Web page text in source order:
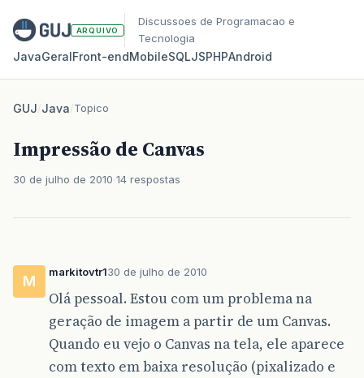
ARQUIVO
Discussoes de Programacao e
Tecnologia
JavaGeralFront‑endMobileSQLJSPHPAndroid
GUJ/Java/Topico
Impressão de Canvas
30 de julho de 2010 14 respostas
M
markitovtr130 de julho de 2010
Olá pessoal. Estou com um problema na
geração de imagem a partir de um Canvas.
Quando eu vejo o Canvas na tela, ele aparece
com texto em baixa resolução (pixalizado e